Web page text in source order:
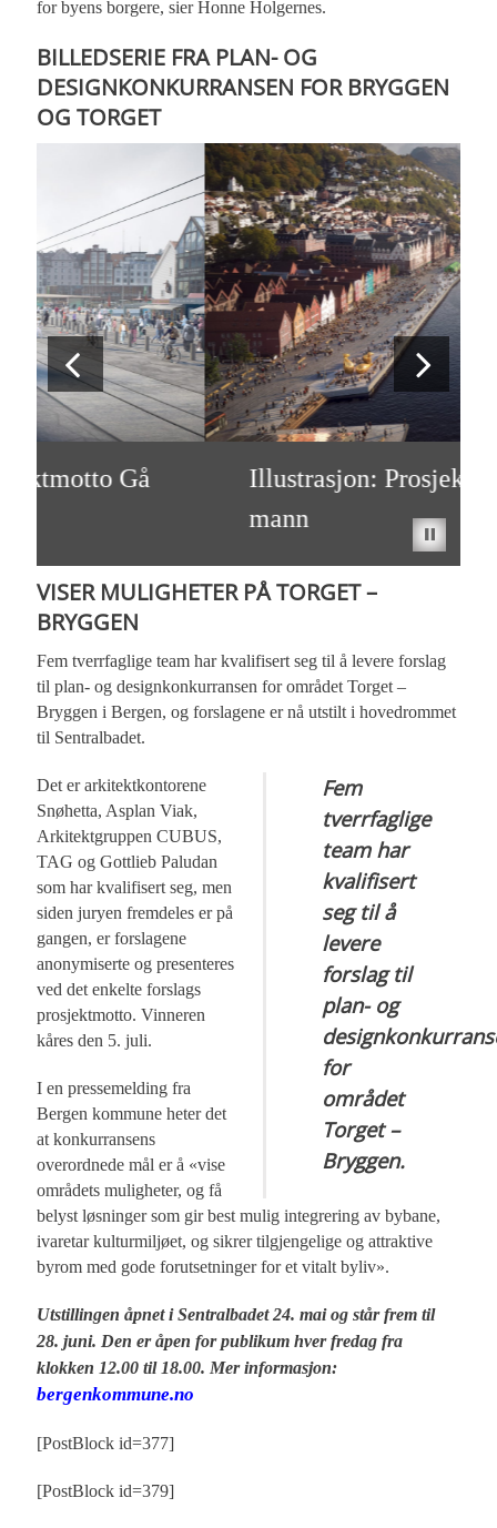
for byens borgere, sier Honne Holgernes.
BILLEDSERIE FRA PLAN- OG
DESIGNKONKURRANSEN FOR BRYGGEN
OG TORGET
Illustrasjon: Prosjektmotto Gå
VISER MULIGHETER PÅ TORGET –
BRYGGEN
Fem tverrfaglige team har kvalifisert seg til å levere forslag
til plan- og designkonkurransen for området Torget –
Bryggen i Bergen, og forslagene er nå utstilt i hovedrommet
til Sentralbadet.
Fem
tverrfaglige
team har
kvalifisert
seg til å
levere
forslag til
plan- og
for
området
Torget –
Bryggen.
Det er arkitektkontorene
Snøhetta, Asplan Viak,
Arkitektgruppen CUBUS,
TAG og Gottlieb Paludan
som har kvalifisert seg, men
siden juryen fremdeles er på
gangen, er forslagene
anonymiserte og presenteres
ved det enkelte forslags
prosjektmotto. Vinneren
kåres den 5. juli.
I en pressemelding fra
Bergen kommune heter det
at konkurransens
overordnede mål er å «vise
områdets muligheter, og få
belyst løsninger som gir best mulig integrering av bybane,
ivaretar kulturmiljøet, og sikrer tilgjengelige og attraktive
byrom med gode forutsetninger for et vitalt byliv».
Utstillingen åpnet i Sentralbadet 24. mai og står frem til
28. juni. Den er åpen for publikum hver fredag fra
klokken 12.00 til 18.00.Mer informasjon:
bergenkommune.no
[PostBlock id=377]
[PostBlock id=379]